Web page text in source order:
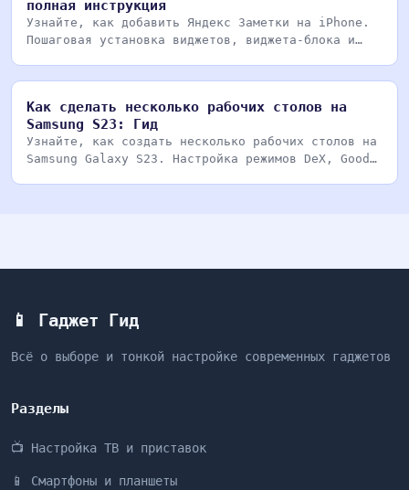
полная инструкция
Узнайте, как добавить Яндекс Заметки на iPhone.
Пошаговая установка виджетов, виджета-блока и
Как сделать несколько рабочих столов на
Samsung S23: Гид
Узнайте, как создать несколько рабочих столов на
Samsung Galaxy S23. Настройка режимов DeX, Good
📱 Гаджет Гид
Всё о выборе и тонкой настройке современных гаджетов
Разделы
📺 Настройка ТВ и приставок
📱 Смартфоны и планшеты